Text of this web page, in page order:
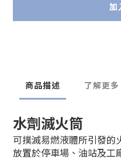
加
商品描述 了解更多
水劑滅火筒
可撲滅易燃液體所引發的
放置於停車場、油站及工